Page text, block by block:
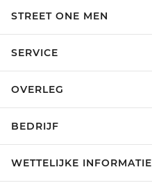
STREET ONE MEN
SERVICE
OVERLEG
BEDRIJF
WETTELIJKE INFORMATIE